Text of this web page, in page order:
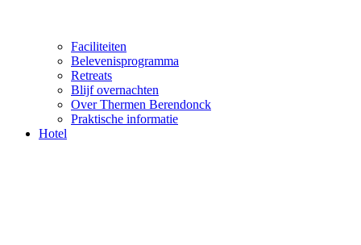
Faciliteiten
Belevenisprogramma
Retreats
Blijf overnachten
Over Thermen Berendonck
Praktische informatie
Hotel